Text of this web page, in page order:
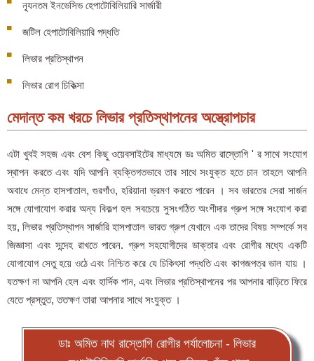
ন্যূনতম ইনভেসিভ হেপাটোবিলিয়ারি সার্জারী
জটিল হেপাটোবিলিয়ারি পদ্ধতি
লিভার প্রতিস্থাপন
লিভার রোগ চিকিত্সা
মেদান্ত কম খরচে লিভার প্রতিস্থাপনের অস্ত্রোপচার
এটা খুবই সহজ এবং বেশ কিছু ওয়েবসাইটের মাধ্যমে ডঃ অমিত রাস্তোগি ' র সাথে সংযোগ
স্থাপন করতে এবং যদি আপনি ব্যক্তিগতভাবে তার সাথে সংযুক্ত হতে চান তাহলে আপনি
অবাধে মেন্ত হাসপাতাল, গুরগাঁও, হরিয়ানা ভ্রমণ করতে পারেন । সব ভারতের সেরা সার্জন
সঙ্গে যোগাযোগ করার অন্য বিকল্প হল সবচেয়ে সুসংগঠিত অংশীদার গ্রুপ সঙ্গে সংযোগ করা
হয়, লিভার প্রতিস্থাপন সার্জারি হাসপাতাল ভারত গ্রুপ যেখানে এক তাদের বিষয় সম্পর্কে সব
জিজ্ঞাসা এবং সন্দেহ রাখতে পারেন. গ্রুপ সহযোগীদের ডাক্তার এবং রোগীর মধ্যে একটি
যোগাযোগ সেতু হয়ে ওঠে এবং নিশ্চিত করে যে চিকিৎসা পদ্ধতি এবং কাগজপত্র ভাল যায় ।
যতক্ষণ না আপনি হেল এবং হার্দিক পান, এবং লিভার প্রতিস্থাপনের পর আপনার বাড়িতে ফিরে
যেতে প্রস্তুত, ততক্ষণ তারা আপনার সাথে সংযুক্ত ।
ডাঃ অমিত নাথ রাস্তোগি রোগীর পর্যালোচনা - লিভার